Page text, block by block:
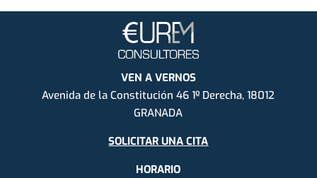
VEN A VERNOS
Avenida de la Constitución 46 1º Derecha, 18012
GRANADA
SOLICITAR UNA CITA
HORARIO